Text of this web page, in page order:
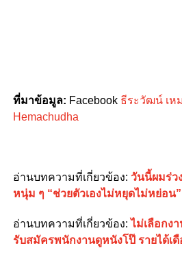
ที่มาข้อมูล: Facebook ธีระวัฒน์ เห
Hemachudha
อ่านบทความที่เกี่ยวข้อง: วันนี้ผมร่ว
หนุ่ม ๆ “ช่วยตัวเองไม่หยุดไม่หย่อน
อ่านบทความที่เกี่ยวข้อง:ไม่เลือกง
รับสมัครพนักงานดูหนังโป๊ รายได้เ